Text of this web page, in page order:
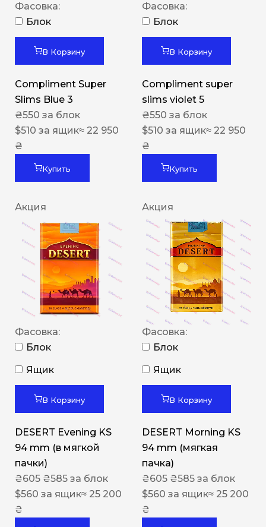
Фасовка:
Блок
В Корзину
Compliment Super
Slims Blue 3
₴550 за блок
$510 за ящик≈ 22 950
₴
Купить
Фасовка:
Блок
В Корзину
Compliment super
slims violet 5
₴550 за блок
$510 за ящик≈ 22 950
₴
Купить
Акция
Фасовка:
Блок
Ящик
В Корзину
DESERT Evening KS
94 mm (в мягкой
пачки)
₴605 ₴585 за блок
$560 за ящик≈ 25 200
₴
Акция
Фасовка:
Блок
Ящик
В Корзину
DESERT Morning KS
94 mm (мягкая
пачка)
₴605 ₴585 за блок
$560 за ящик≈ 25 200
₴